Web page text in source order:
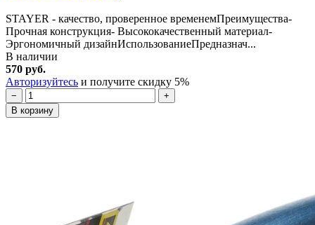
STAYER - качество, проверенное временемПреимущества-
Прочная конструкция- Высококачественный материал-
Эргономичный дизайнИспользованиеПредназнач...
В наличии
570 руб.
Авторизуйтесь и получите скидку 5%
−
+
В корзину